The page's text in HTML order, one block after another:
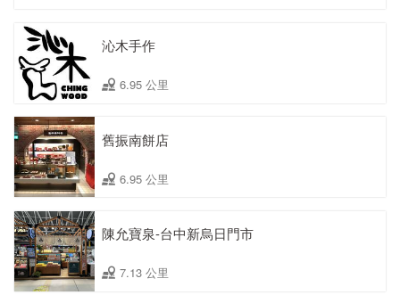
沁木手作
6.95 公里
舊振南餅店
6.95 公里
陳允寶泉-台中新烏日門市
7.13 公里